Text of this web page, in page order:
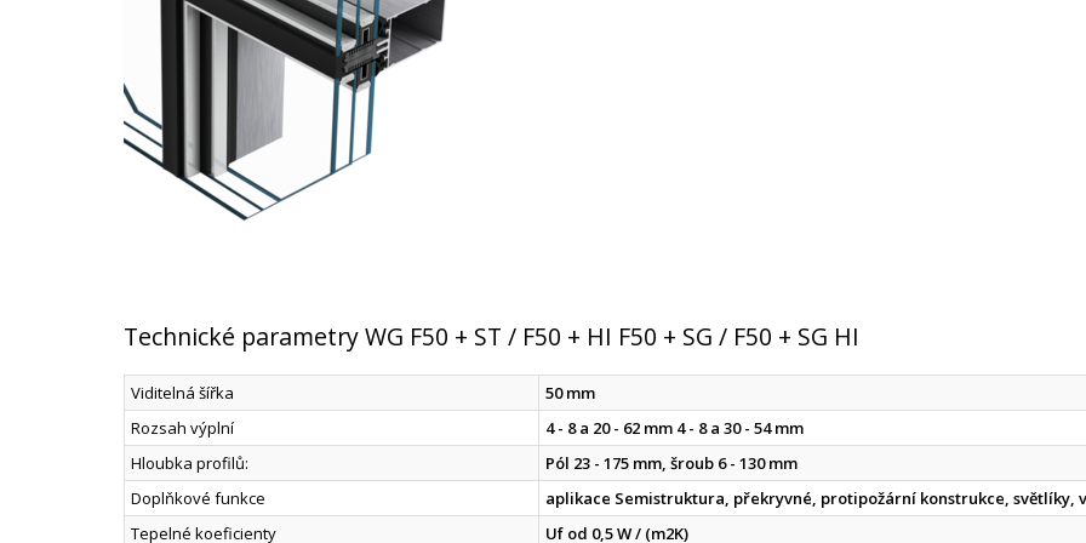
Technické parametry WG F50 + ST / F50 + HI F50 + SG / F50 + SG HI
Viditelná šířka
50 mm
Rozsah výplní
4 - 8 a 20 - 62 mm 4 - 8 a 30 - 54 mm
Hloubka profilů:
Pól 23 - 175 mm, šroub 6 - 130 mm
Doplňkové funkce
aplikace Semistruktura, překryvné, protipožární konstrukce, světlíky,
Tepelné koeficienty
Uf od 0,5 W / (m2K)